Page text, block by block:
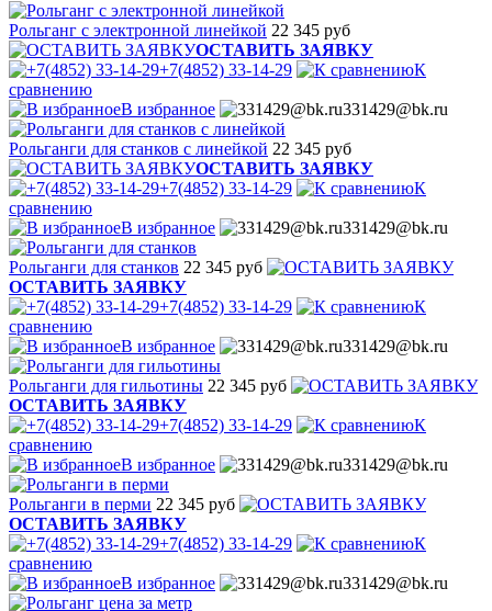
Рольганг с электронной линейкой 22 345 руб
ОСТАВИТЬ ЗАЯВКУ
+7(4852) 33-14-29
К
сравнению
В избранное
331429@bk.ru
Рольганги для станков с линейкой 22 345 руб
ОСТАВИТЬ ЗАЯВКУ
+7(4852) 33-14-29
К
сравнению
В избранное
331429@bk.ru
Рольганги для станков 22 345 руб
ОСТАВИТЬ ЗАЯВКУ
+7(4852) 33-14-29
К
сравнению
В избранное
331429@bk.ru
Рольганги для гильотины 22 345 руб
ОСТАВИТЬ ЗАЯВКУ
+7(4852) 33-14-29
К
сравнению
В избранное
331429@bk.ru
Рольганги в перми 22 345 руб
ОСТАВИТЬ ЗАЯВКУ
+7(4852) 33-14-29
К
сравнению
В избранное
331429@bk.ru